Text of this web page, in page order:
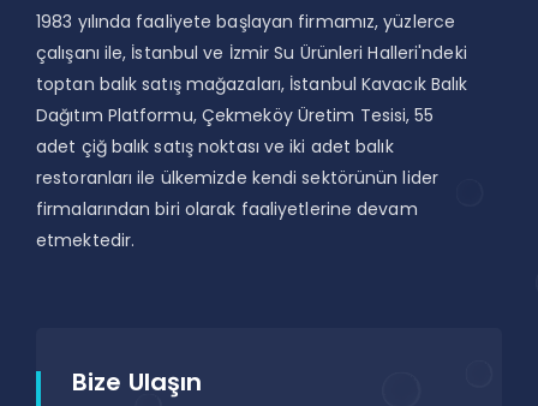
1983 yılında faaliyete başlayan firmamız, yüzlerce
çalışanı ile, İstanbul ve İzmir Su Ürünleri Halleri'ndeki
toptan balık satış mağazaları, İstanbul Kavacık Balık
Dağıtım Platformu, Çekmeköy Üretim Tesisi, 55
adet çiğ balık satış noktası ve iki adet balık
restoranları ile ülkemizde kendi sektörünün lider
firmalarından biri olarak faaliyetlerine devam
etmektedir.
Bize Ulaşın